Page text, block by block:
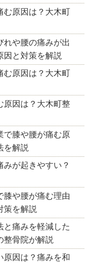
原因は？大木町
れや腰の痛みが出
因と対策を解説
原因は？大木町
原因は？大木町整
で膝や腰が痛む原
を解説
が起きやすい？
膝や腰が痛む理由
策を解説
と痛みを軽減した
整骨院が解説
原因は？痛みを和